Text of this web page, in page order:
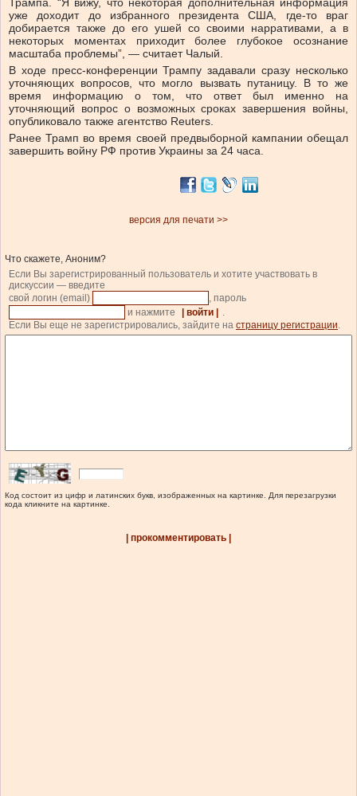
Трампа. “Я вижу, что некоторая дополнительная информация
уже доходит до избранного президента США, где-то враг
добирается также до его ушей со своими нарративами, а в
некоторых моментах приходит более глубокое осознание
масштаба проблемы”, — считает Чалый.
В ходе пресс-конференции Трампу задавали сразу несколько
уточняющих вопросов, что могло вызвать путаницу. В то же
время информацию о том, что ответ был именно на
уточняющий вопрос о возможных сроках завершения войны,
опубликовало также агентство Reuters.
Ранее Трамп во время своей предвыборной кампании обещал
завершить войну РФ против Украины за 24 часа.
версия для печати >>
Что скажете, Аноним?
Если Вы зарегистрированный пользователь и хотите участвовать в
дискуссии — введите
свой логин (email)
, пароль
и нажмите
| войти |
.
Если Вы еще не зарегистрировались, зайдите на страницу регистрации.
Код состоит из цифр и латинских букв, изображенных на картинке. Для перезагрузки
кода кликните на картинке.
| прокомментировать |